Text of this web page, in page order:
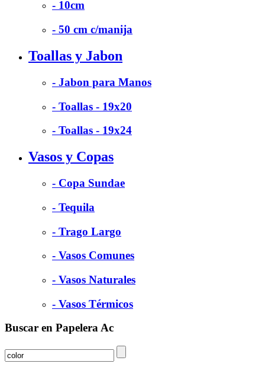
- 10cm
- 50 cm c/manija
Toallas y Jabon
- Jabon para Manos
- Toallas - 19x20
- Toallas - 19x24
Vasos y Copas
- Copa Sundae
- Tequila
- Trago Largo
- Vasos Comunes
- Vasos Naturales
- Vasos Térmicos
Buscar en Papelera Ac